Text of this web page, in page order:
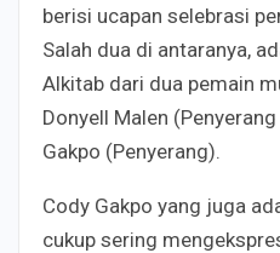
berisi ucapan selebrasi
Salah dua di antaranya,
Alkitab dari dua pemain
Donyell Malen
Gakpo (Penyerang).
Cody Gakpo yang juga
cukup sering